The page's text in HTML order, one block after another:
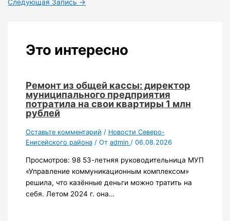
Следующая Запись →
Это интересно
Ремонт из общей кассы: директор
муниципального предприятия
потратила на свои квартиры 1 млн
рублей
Оставьте комментарий / Новости Северо-
Енисейского района/ От admin / 06.08.2026
Просмотров: 98 53-летняя руководительница МУП
«Управление коммуникационным комплексом»
решила, что казённые деньги можно тратить на
себя. Летом 2024 г. она…